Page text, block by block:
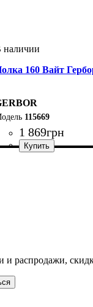
160 Вайт
115669
1 869грн
распродажи,